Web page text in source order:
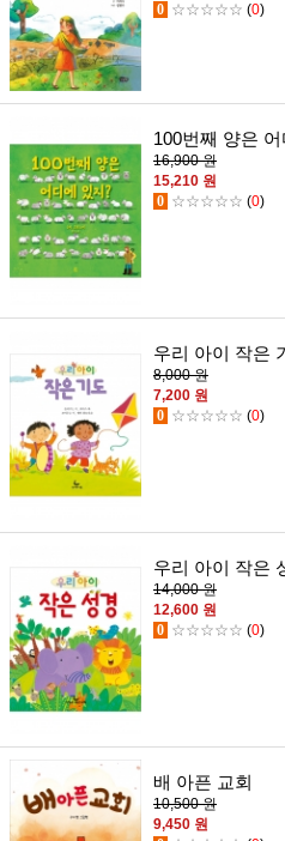
0 ☆☆☆☆☆ (0)
100번째 양은
16,900 원
15,210 원
0 ☆☆☆☆☆ (0)
우리 아이 작은
8,000 원
7,200 원
0 ☆☆☆☆☆ (0)
우리 아이 작은
14,000 원
12,600 원
0 ☆☆☆☆☆ (0)
배 아픈 교회
10,500 원
9,450 원